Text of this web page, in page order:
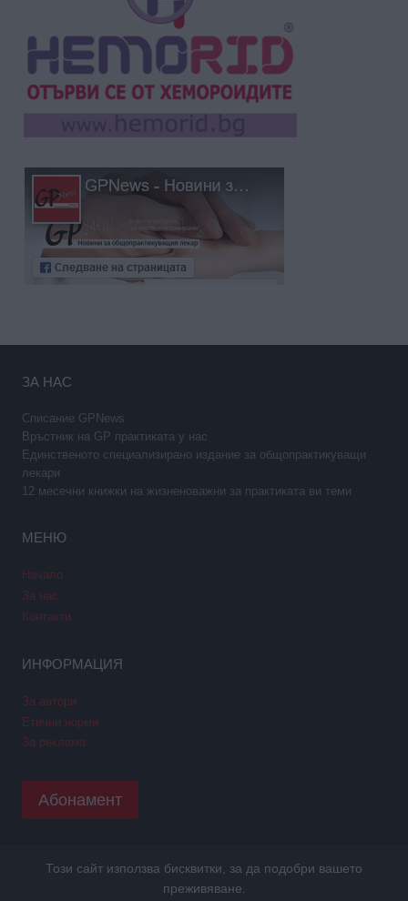
ЗА НАС
Списание GPNews
Връстник на GP практиката у нас
Единственото специализирано издание за общопрактикуващи
лекари
12 месечни книжки на жизненоважни за практиката ви теми
МЕНЮ
Начало
За нас
Контакти
ИНФОРМАЦИЯ
За автори
Етични норми
За реклама
Абонамент
Copyright © 2026 GPNews. Всички права запазени.
Този сайт използва бисквитки, за да подобри вашето
преживяване.